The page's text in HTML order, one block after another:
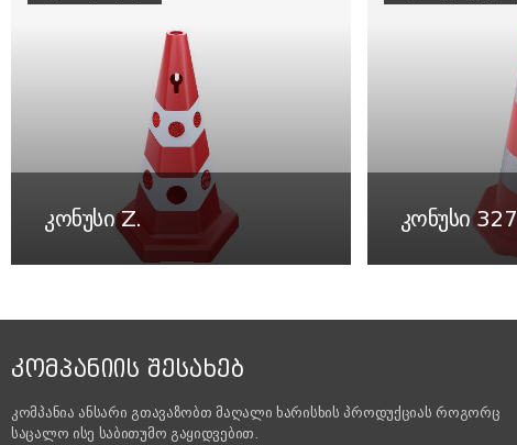
კონუსი Z. კონუსი
ᲙᲝᲛᲞᲐᲜᲘᲘᲡ ᲨᲔᲡᲐᲮᲔᲑ
კომპანია ანსარი გთავაზობთ მაღალი ხარისხის პროდუქციას როგორც
საცალო ისე საბითუმო გაყიდვებით.